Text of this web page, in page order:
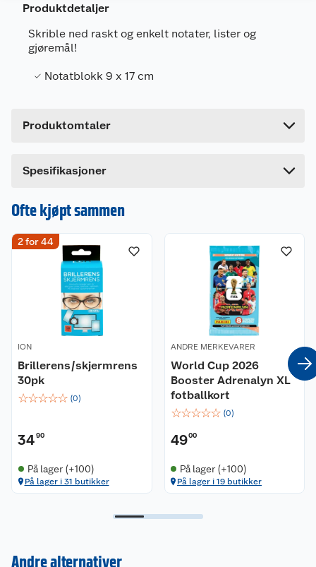
Produktdetaljer
Skrible ned raskt og enkelt notater, lister og
gjøremål!
Notatblokk 9 x 17 cm
Produktomtaler
Dette produktet har ikke fått noen omtale ennå.
en omtale.
Spesifikasjoner
Artikkelnummer
Leverandørens artikkelnummer
V4581
Ofte kjøpt sammen
2 for 44
ION
Brillerens/skjermrens
30pk
☆☆☆☆☆ (0)
3490
På lager (+100)
På lager i 31 butikker
ANDRE MERKEVARER
World Cup 2026
Booster Adrenalyn XL
fotballkort
☆☆☆☆☆ (0)
4900
På lager (+100)
På lager i 19 butikker
Andre alternativer